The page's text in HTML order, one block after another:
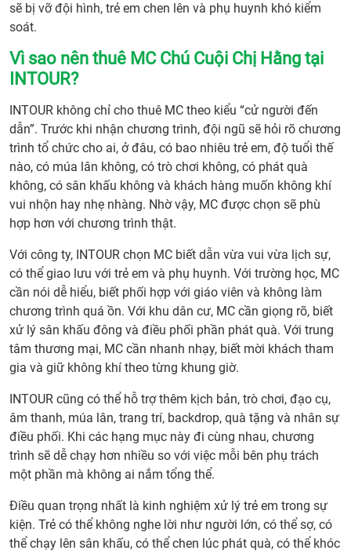
sẽ bị vỡ đội hình, trẻ em chen lên và phụ huynh khó kiểm
soát.
Vì sao nên thuê MC Chú Cuội Chị Hằng tại
INTOUR?
INTOUR không chỉ cho thuê MC theo kiểu “cử người đến
dẫn”. Trước khi nhận chương trình, đội ngũ sẽ hỏi rõ chương
trình tổ chức cho ai, ở đâu, có bao nhiêu trẻ em, độ tuổi thế
nào, có múa lân không, có trò chơi không, có phát quà
không, có sân khấu không và khách hàng muốn không khí
vui nhộn hay nhẹ nhàng. Nhờ vậy, MC được chọn sẽ phù
hợp hơn với chương trình thật.
Với công ty, INTOUR chọn MC biết dẫn vừa vui vừa lịch sự,
có thể giao lưu với trẻ em và phụ huynh. Với trường học, MC
cần nói dễ hiểu, biết phối hợp với giáo viên và không làm
chương trình quá ồn. Với khu dân cư, MC cần giọng rõ, biết
xử lý sân khấu đông và điều phối phần phát quà. Với trung
tâm thương mại, MC cần nhanh nhạy, biết mời khách tham
gia và giữ không khí theo từng khung giờ.
INTOUR cũng có thể hỗ trợ thêm kịch bản, trò chơi, đạo cụ,
âm thanh, múa lân, trang trí, backdrop, quà tặng và nhân sự
điều phối. Khi các hạng mục này đi cùng nhau, chương
trình sẽ dễ chạy hơn nhiều so với việc mỗi bên phụ trách
một phần mà không ai nắm tổng thể.
Điều quan trọng nhất là kinh nghiệm xử lý trẻ em trong sự
kiện. Trẻ có thể không nghe lời như người lớn, có thể sợ, có
thể chạy lên sân khấu, có thể chen lúc phát quà, có thể khóc